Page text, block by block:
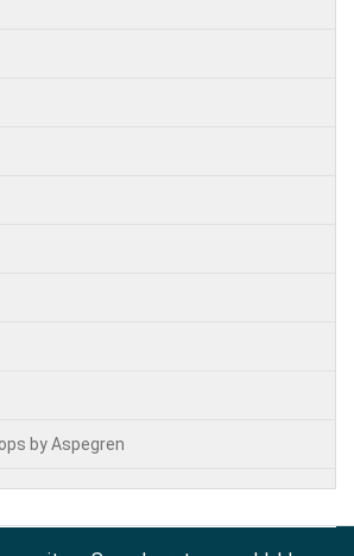
by Aspegren